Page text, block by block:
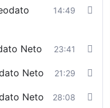
14:49
Neto 23:41
Neto 21:29
Neto 28:08